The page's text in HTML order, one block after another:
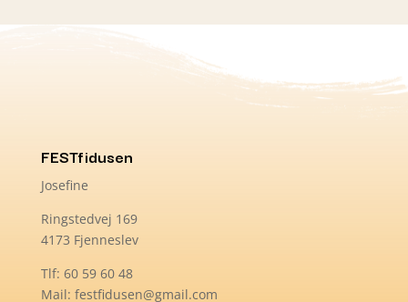
FESTfidusen
Josefine
Ringstedvej 169
4173 Fjenneslev
Tlf: 60 59 60 48
Mail: festfidusen@gmail.com